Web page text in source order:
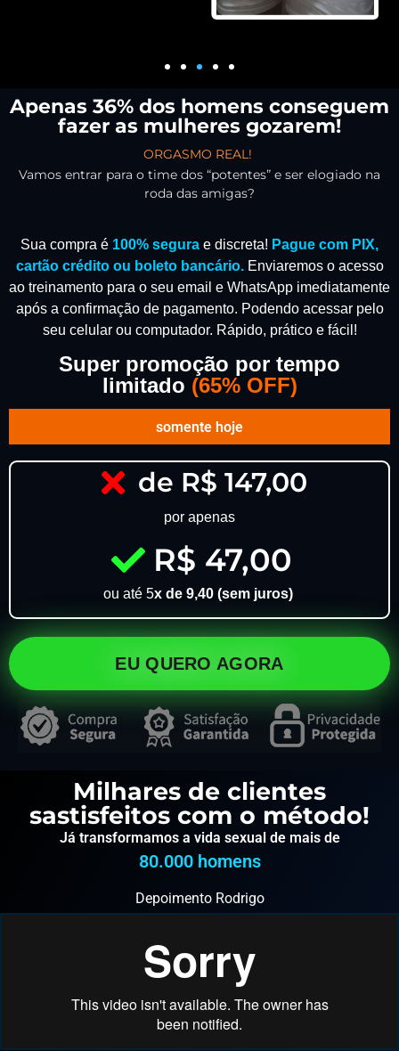
Apenas 36% dos homens conseguem
fazer as mulheres gozarem!
ORGASMO REAL!
Vamos entrar para o time dos “potentes” e ser elogiado na
roda das amigas?
Sua compra é 100% segura e discreta! Pague com PIX,
cartão crédito ou boleto bancário. Enviaremos o acesso
ao treinamento para o seu email e WhatsApp imediatamente
após a confirmação de pagamento. Podendo acessar pelo
seu celular ou computador. Rápido, prático e fácil!
Super promoção por tempo
limitado (65% OFF)
somente hoje
de R$ 147,00
por apenas
R$ 47,00
ou até 5x de 9,40 (sem juros)
EU QUERO AGORA
Milhares de clientes
sastisfeitos com o método!
Já transformamos a vida sexual de mais de
80.000 homens
Depoimento Rodrigo